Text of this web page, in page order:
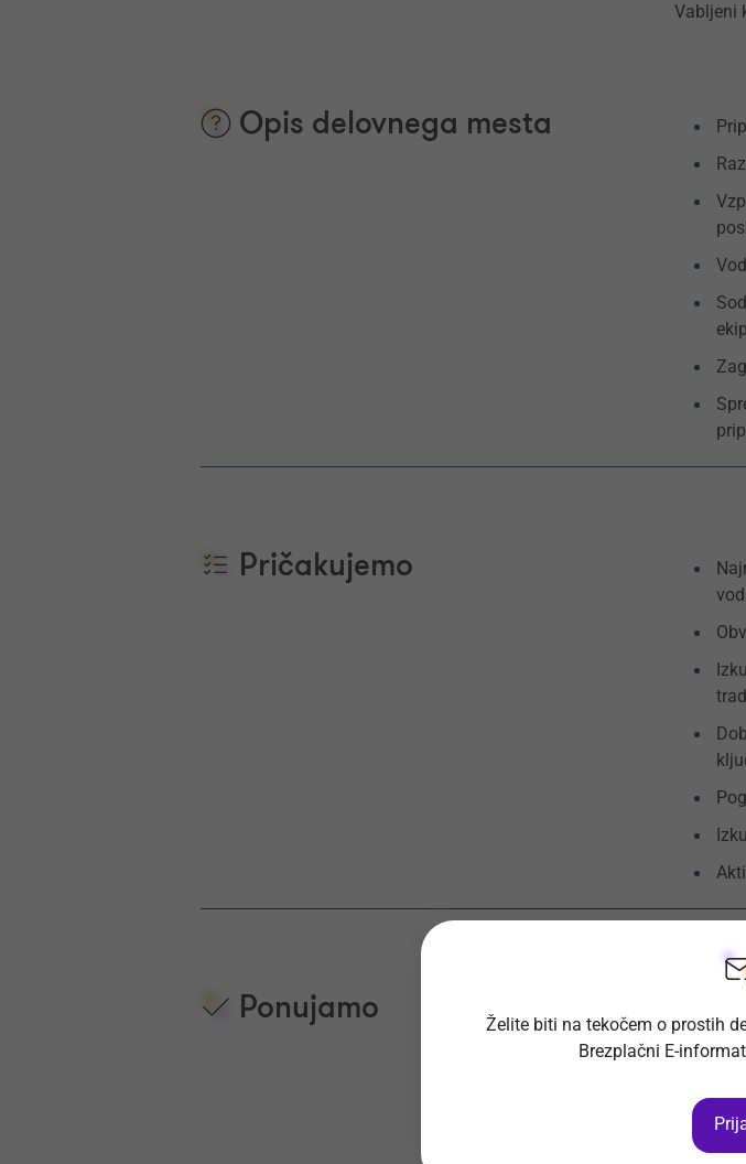
Vabljeni
Opis delovnega mesta
Pričakujemo
Ponujamo
Želite biti na tekočem o prostih
Brezplačni E-